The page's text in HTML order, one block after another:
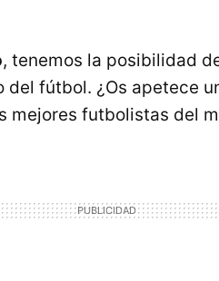
, tenemos la posibilidad
fútbol. ¿Os apetece
mejores futbolistas del